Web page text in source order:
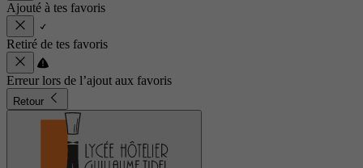
Ajouté à tes favoris
Retiré de tes favoris
Erreur lors de l’ajout aux favoris
Retour